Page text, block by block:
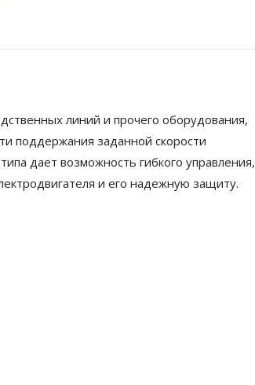
линий и прочего оборудования,
поддержания заданной скорости
дает возможность гибкого управления,
и его надежную защиту.